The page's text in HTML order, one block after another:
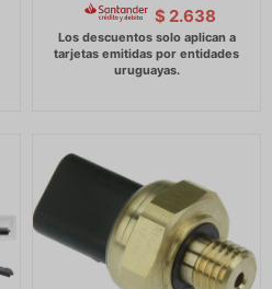
$ 2.638